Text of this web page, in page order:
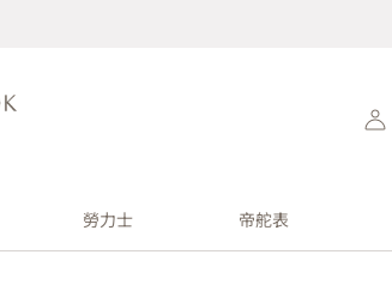
勞力士 帝舵表